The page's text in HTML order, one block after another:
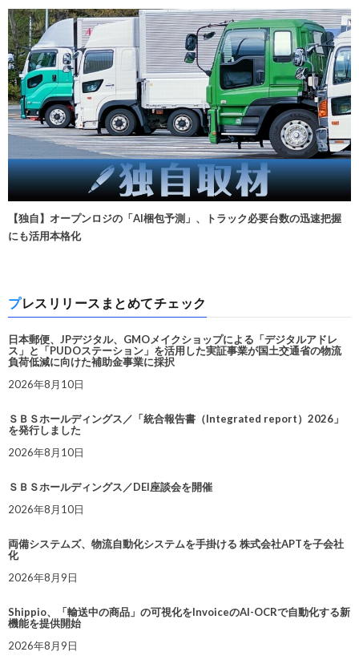
【独自】オープンロジの「AI梱包予測」、トラック必要台数の迅速把握
にも活用本格化
プレスリリースまとめてチェック
日本郵便、JPデジタル、GMOメイクショップによる「デジタルアドレ
ス」と「PUDOステーション」を活用した実証事業が国土交通省の物流
負荷低減に向けた補助金事業に採択
2026年8月10日
ＳＢＳホールディングス／「統合報告書（Integrated report）2026」
を発行しました
2026年8月10日
ＳＢＳホールディングス／DEI座談会を開催
2026年8月10日
両備システムズ、物流自動化システムを手掛ける 株式会社APTを子会社
化
2026年8月9日
Shippio、「輸送中の商品」の可視化をInvoiceのAI-OCRで自動化する新
機能を提供開始
2026年8月9日